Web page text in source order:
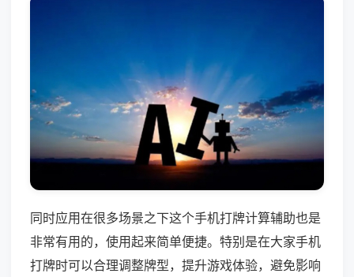
同时应用在很多场景之下这个手机打牌计算辅助也是
非常有用的，使用起来简单便捷。特别是在大家手机
打牌时可以合理调整牌型，提升游戏体验，避免影响